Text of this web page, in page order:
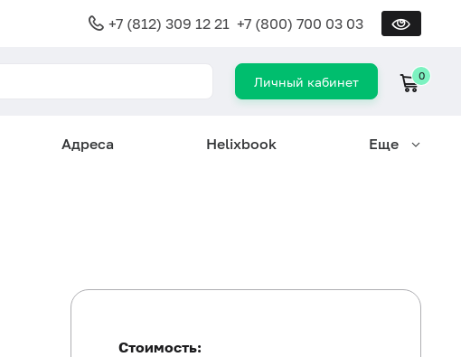
+7 (812) 309 12 21 +7 (800) 700 03 03
Личный кабинет 0
Адреса Helixbook Еще
Стоимость: